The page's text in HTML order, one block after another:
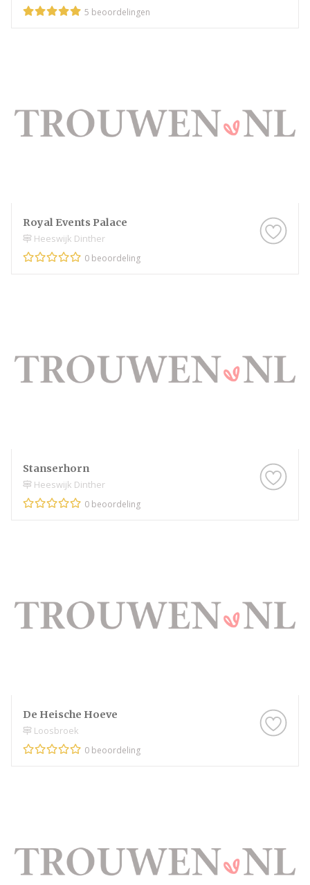
5 beoordelingen
Royal Events Palace
Heeswijk Dinther
0 beoordeling
Stanserhorn
Heeswijk Dinther
0 beoordeling
De Heische Hoeve
Loosbroek
0 beoordeling